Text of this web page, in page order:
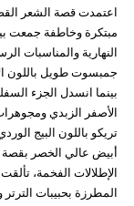
اعتمدت قصة الشعر
مبتكرة وخاطفة جمعت
النهارية والمناسبات
جمبسوت طويل باللون
بينما انسدل الجزء
الأصفر الزبدي
تريكو باللون البيج
أبيض عالي الخصر بقصة
الإطلالات الفخمة،
المطرزة بحبيبات الترتر